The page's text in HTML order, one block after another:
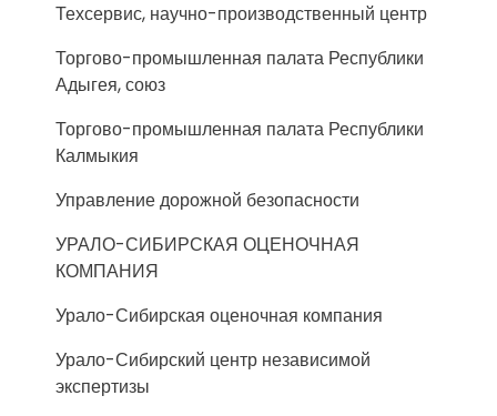
Техсервис, научно-производственный центр
Торгово-промышленная палата Республики
Адыгея, союз
Торгово-промышленная палата Республики
Калмыкия
Управление дорожной безопасности
УРАЛО-СИБИРСКАЯ ОЦЕНОЧНАЯ
КОМПАНИЯ
Урало-Сибирская оценочная компания
Урало-Сибирский центр независимой
экспертизы